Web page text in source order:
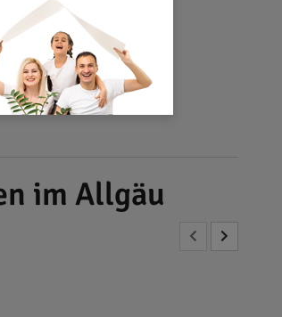
im Allgäu